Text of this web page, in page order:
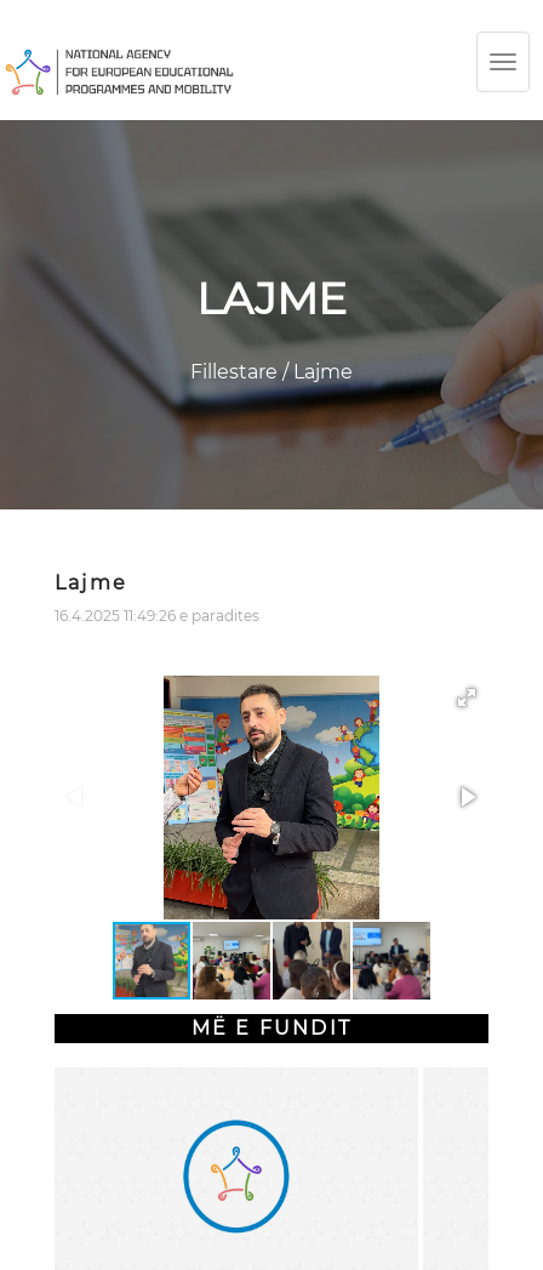
LAJME
Fillestare/Lajme
Lajme
16.4.2025 11:49:26 e paradites
MË E FUNDIT